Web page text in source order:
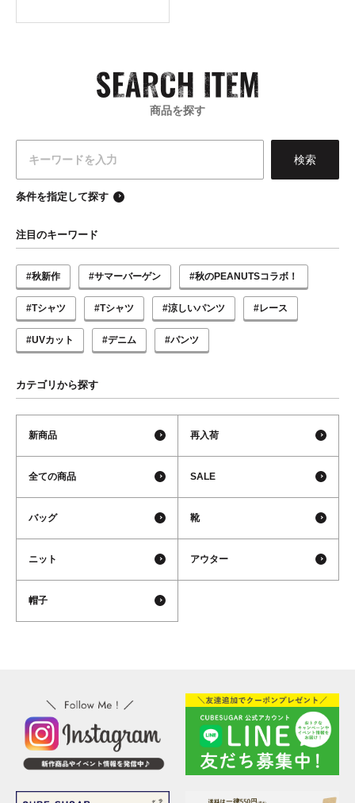
商品を探す
条件を指定して探す
注目のキーワード
#秋新作 #サマーバーゲン #秋のPEANUTSコラボ！
#Tシャツ #Tシャツ #涼しいパンツ #レース
#UVカット #デニム #パンツ
カテゴリから探す
新商品 再入荷
全ての商品 SALE
バッグ 靴
ニット アウター
帽子